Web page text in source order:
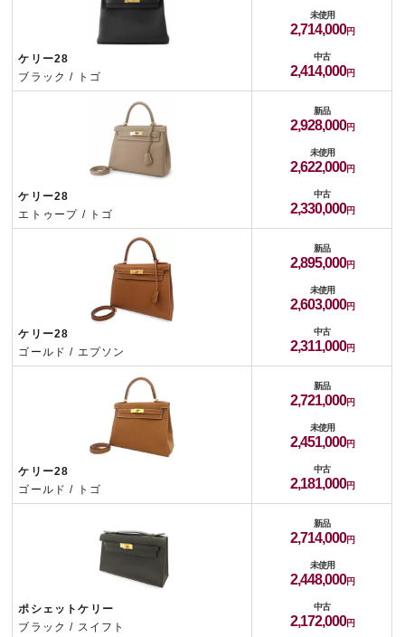
ケリー28
ブラック / トゴ
未使用
2,714,000
中古
2,414,000
ケリー28
エトゥープ / トゴ
新品
2,928,000
未使用
2,622,000
中古
2,330,000
ケリー28
ゴールド / エプソン
新品
2,895,000
未使用
2,603,000
中古
2,311,000
ケリー28
ゴールド / トゴ
新品
2,721,000
未使用
2,451,000
中古
2,181,000
ポシェットケリー
ブラック / スイフト
新品
2,714,000
未使用
2,448,000
中古
2,172,000